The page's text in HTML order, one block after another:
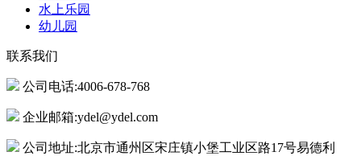
水上乐园
幼儿园
联系我们
公司电话:4006-678-768
企业邮箱:ydel@ydel.com
公司地址:北京市通州区宋庄镇小堡工业区路17号易德利